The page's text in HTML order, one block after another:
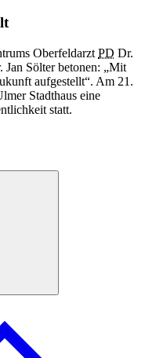
Oberfeldarzt PD Dr.
Sölter betonen: „Mit
aufgestellt“. Am 21.
Stadthaus eine
statt.